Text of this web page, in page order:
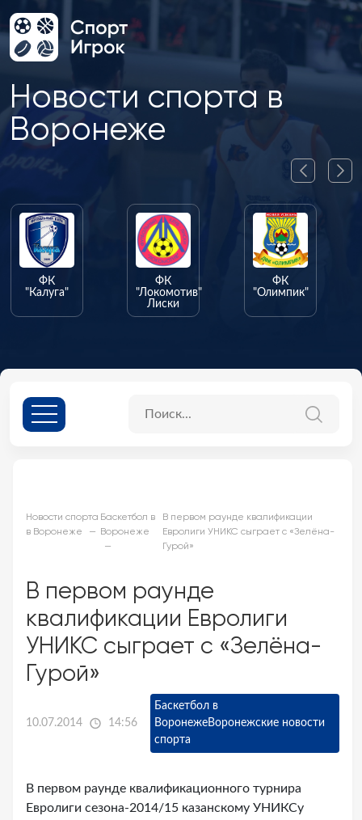
Новости спорта в
Воронеже
ФК
"Калуга"
ФК
"Локомотив"
Лиски
ФК
"Олимпик"
Новости спорта
в Воронеже
Баскетбол в
Воронеже
В первом раунде квалификации
Евролиги УНИКС сыграет с «Зелёна-
Гурой»
В первом раунде
квалификации Евролиги
УНИКС сыграет с «Зелёна-
Гурой»
10.07.2014 14:56
Баскетбол в
ВоронежеВоронежские новости
спорта
В первом раунде квалификационного турнира
Евролиги сезона-2014/15 казанскому УНИКСу